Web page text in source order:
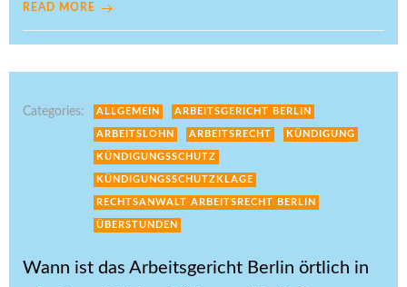
READ MORE
Categories: ALLGEMEIN ARBEITSGERICHT BERLIN
ARBEITSLOHN ARBEITSRECHT KÜNDIGUNG
KÜNDIGUNGSSCHUTZ
KÜNDIGUNGSSCHUTZKLAGE
RECHTSANWALT ARBEITSRECHT BERLIN
ÜBERSTUNDEN
Wann ist das Arbeitsgericht Berlin örtlich in